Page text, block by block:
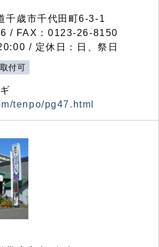
歳市千代田町6-3-1
/ FAX：0123-26-8150
/ 定休日：日、祭日
付可
tenpo/pg47.html